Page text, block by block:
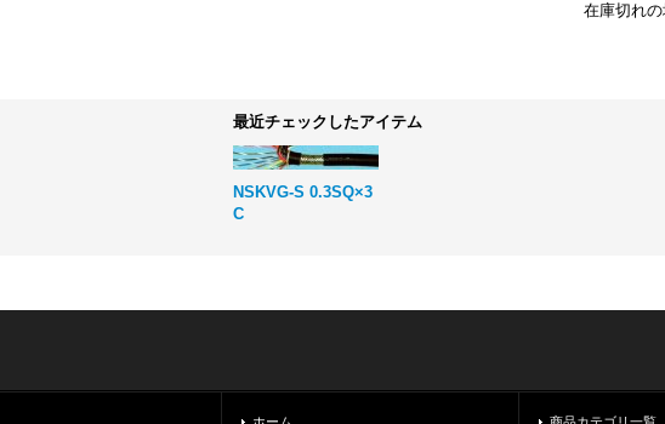
在庫切れの
最近チェックしたアイテム
NSKVG-S 0.3SQ×3
C